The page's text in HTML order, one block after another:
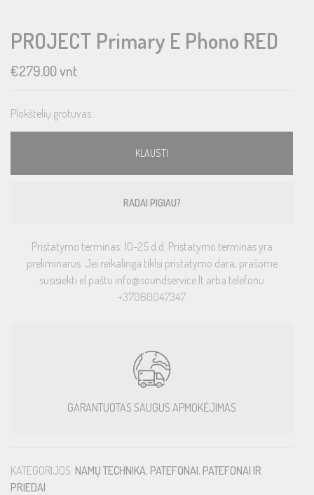
PROJECT Primary E Phono RED
€279.00vnt
Plokštelių grotuvas.
KLAUSTI
RADAI PIGIAU?
Pristatymo terminas: 10-25 d.d. Pristatymo terminas yra
preliminarus. Jei reikalinga tiklsi pristatymo dara, prašome
susisiekti el.paštu info@soundservice.lt arba telefonu
+37060047347
GARANTUOTAS SAUGUS APMOKĖJIMAS
KATEGORIJOS: NAMŲ TECHNIKA, PATEFONAI, PATEFONAI IR
PRIEDAI